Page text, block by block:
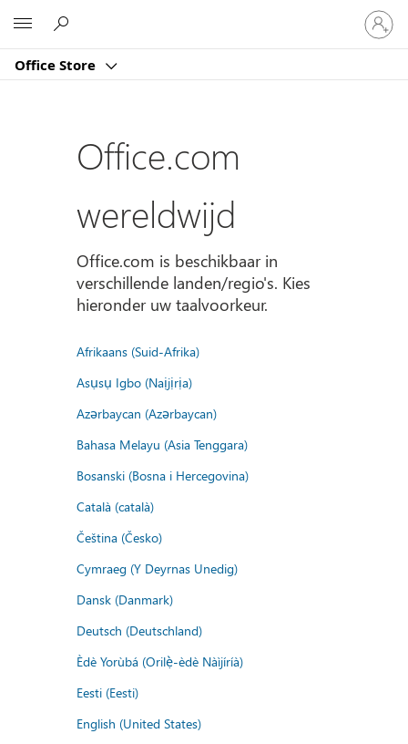
Office Store
Meld
je
aan
je
Office.com
wereldwijd
Office.com is beschikbaar in
verschillende landen/regio's. Kies
hieronder uw taalvoorkeur.
Afrikaans (Suid-Afrika)
Asụsụ Igbo (Naịjịrịa)
Azərbaycan (Azərbaycan)
Bahasa Melayu (Asia Tenggara)
Bosanski (Bosna i Hercegovina)
Català (català)
Čeština (Česko)
Cymraeg (Y Deyrnas Unedig)
Dansk (Danmark)
Deutsch (Deutschland)
Èdè Yorùbá (Orilẹ̀-èdè Nàìjíríà)
Eesti (Eesti)
English (United States)